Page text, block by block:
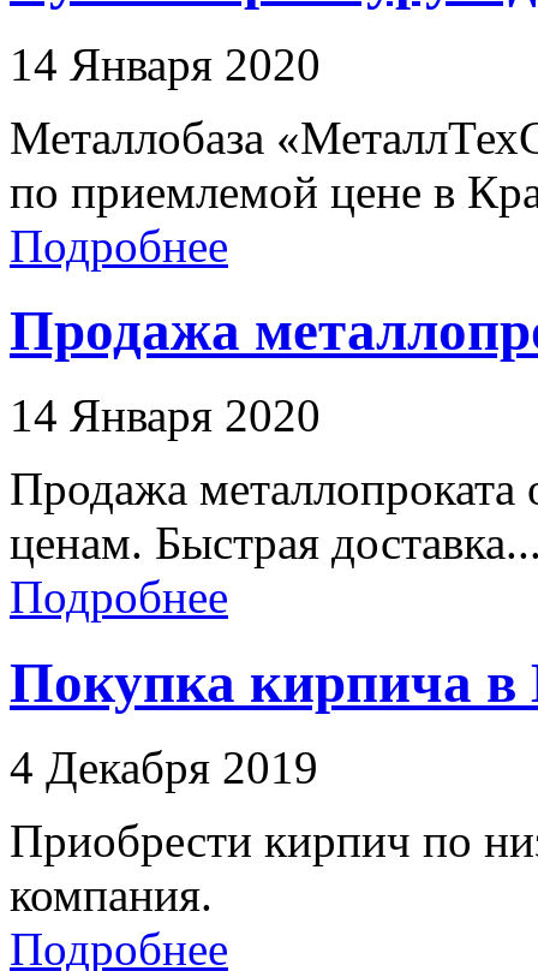
14 Января 2020
Металлобаза
по приемлемой цене в
Подробнее
Продажа
14 Января 2020
Продажа
ценам. Быстрая
Подробнее
Покупка кирпича в
4 Декабря 2019
Приобрести кирпич по
компания.
Подробнее